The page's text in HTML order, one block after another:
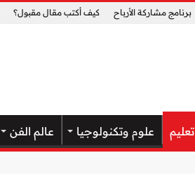
برنامج مشاركة الأرباح كيف أكتب مقال مقبول؟
تعليم علوم وتكنولوجيا عالم الفن